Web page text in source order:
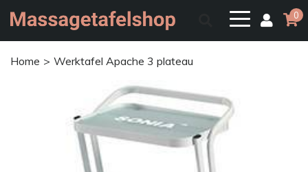
0
Home Werktafel Apache 3 plateau